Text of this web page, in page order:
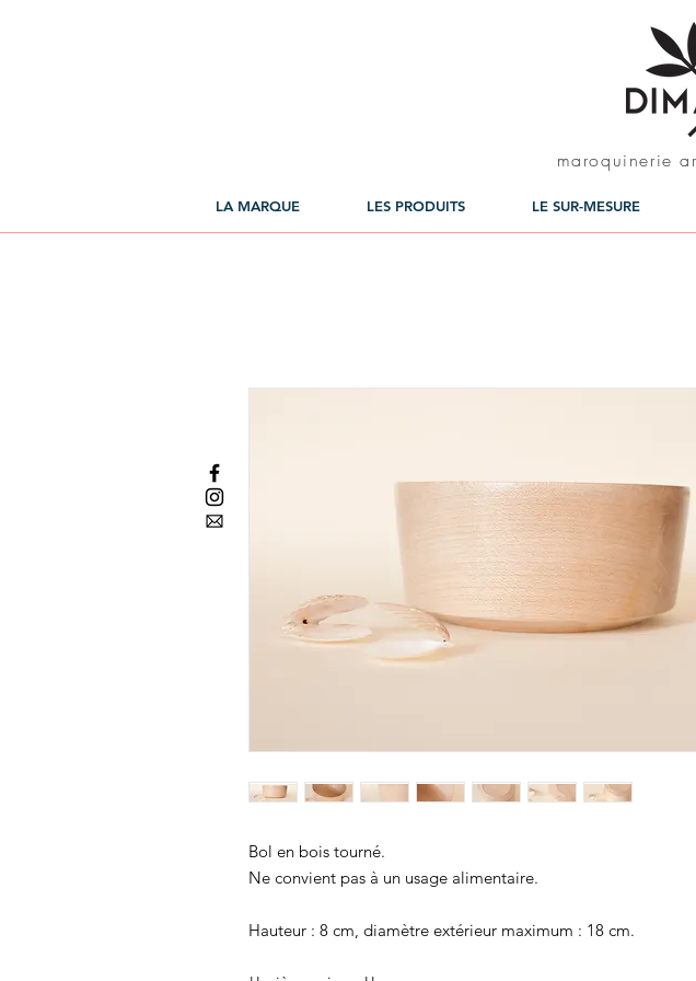
maroquinerie
LA MARQUE LES PRODUITS LE SUR-MESURE
Bol en bois tourné.
Ne convient pas à un usage alimentaire.
Hauteur : 8 cm, diamètre extérieur maximum : 18 cm.